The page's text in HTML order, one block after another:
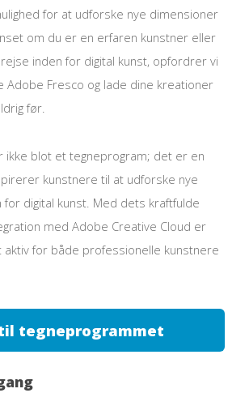
for at udforske nye dimensioner
om du er en erfaren kunstner eller
inden for digital kunst, opfordrer vi
Adobe Fresco og lade dine kreationer
før.
ikke blot et tegneprogram; det er en
kunstnere til at udforske nye
digital kunst. Med dets kraftfulde
med Adobe Creative Cloud er
for både professionelle kunstnere
tegneprogrammet